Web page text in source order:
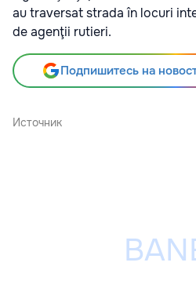
au traversat strada în locuri
de agenţii rutieri.
Подпишитесь на
Источник